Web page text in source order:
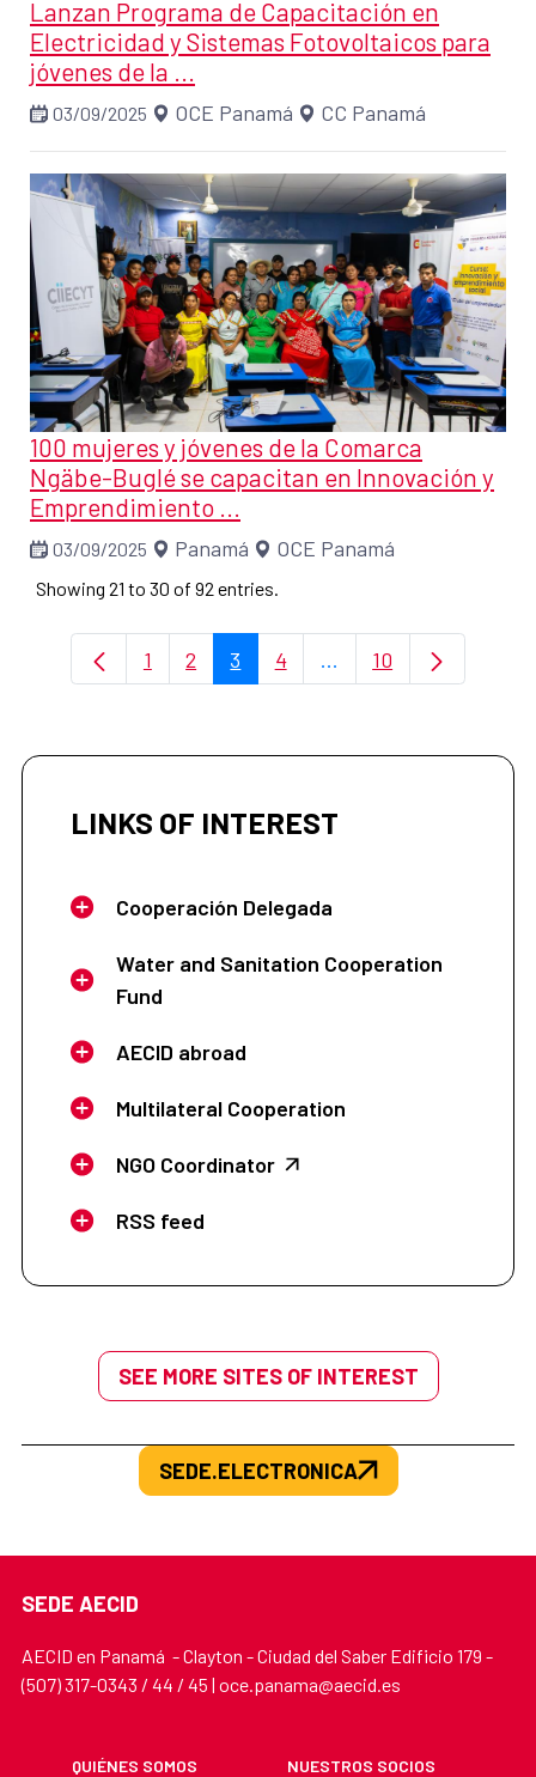
Lanzan Programa de Capacitación en
Electricidad y Sistemas Fotovoltaicos para
jóvenes de la ...
03/09/2025 OCE Panamá CC Panamá
100 mujeres y jóvenes de la Comarca
Ngäbe-Buglé se capacitan en Innovación y
Emprendimiento ...
03/09/2025 Panamá OCE Panamá
Showing 21 to 30 of 92 entries.
Page
1 Page
2 Page
3 Page
4 ...Intermediate Pages
Page
10
LINKS OF INTEREST
Cooperación Delegada
Water and Sanitation Cooperation
Fund
AECID abroad
Multilateral Cooperation
NGO Coordinator
RSS feed
SEE MORE SITES OF INTEREST
SEDE.ELECTRONICA
SEDE AECID
AECID en Panamá - Clayton - Ciudad del Saber Edificio 179 -
(507) 317-0343 / 44 / 45 | oce.panama@aecid.es
QUIÉNES SOMOS NUESTROS SOCIOS